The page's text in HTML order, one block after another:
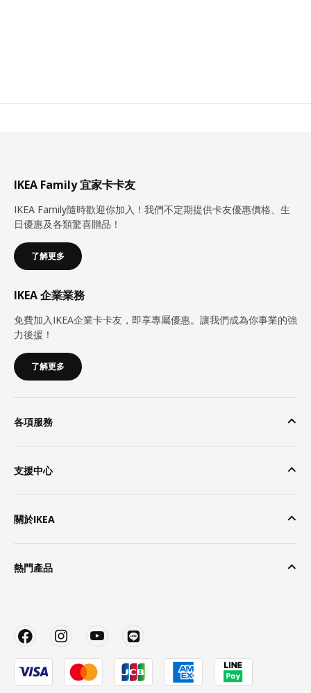
IKEA Family 宜家卡卡友
IKEA Family隨時歡迎你加入！我們不定期提供卡友優惠價格、生
日優惠及各類驚喜贈品！
了解更多
IKEA 企業業務
免費加入IKEA企業卡卡友，即享專屬優惠。讓我們成為你事業的強
力後援！
了解更多
各項服務
支援中心
關於IKEA
熱門產品